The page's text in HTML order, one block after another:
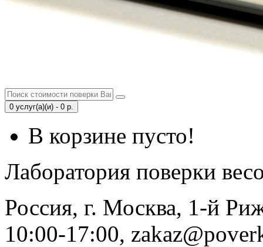
0 услуг(а)(и) - 0 р.
В корзине пусто!
Лаборатория поверки
Россия, г. Москва, 1-й
10:00-17:00,